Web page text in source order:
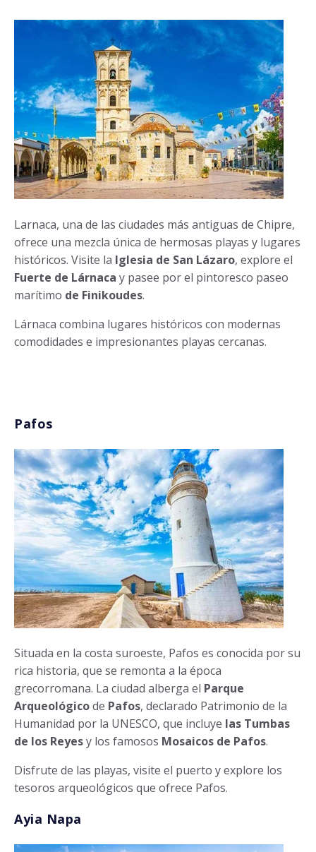
Larnaca, una de las ciudades más antiguas de Chipre,
ofrece una mezcla única de hermosas playas y lugares
históricos. Visite la Iglesia de San Lázaro, explore el
Fuerte de Lárnaca y pasee por el pintoresco paseo
marítimo de Finikoudes.
Lárnaca combina lugares históricos con modernas
comodidades e impresionantes playas cercanas.
Pafos
Situada en la costa suroeste, Pafos es conocida por su
rica historia, que se remonta a la época
grecorromana. La ciudad alberga el Parque
Arqueológicode Pafos, declarado Patrimonio de la
Humanidad por la UNESCO, que incluye las Tumbas
de los Reyesy los famosos Mosaicos de Pafos.
Disfrute de las playas, visite el puerto y explore los
tesoros arqueológicos que ofrece Pafos.
Ayia Napa